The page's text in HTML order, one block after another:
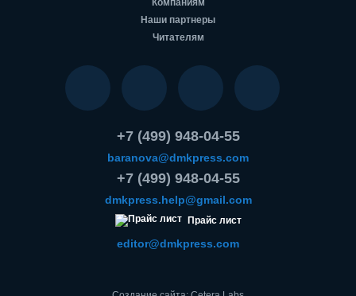
Компаниям
Наши партнеры
Читателям
+7 (499) 948-04-55
baranova@dmkpress.com
+7 (499) 948-04-55
dmkpress.help@gmail.com
Прайс лист
editor@dmkpress.com